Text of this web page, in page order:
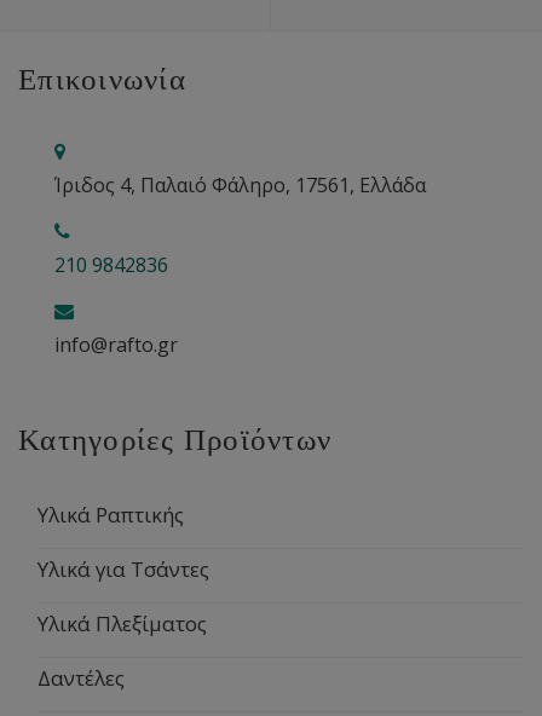
Επικοινωνία
Ίριδος 4, Παλαιό Φάληρο, 17561, Ελλάδα
210 9842836
info@rafto.gr
Κατηγορίες Προϊόντων
Υλικά Ραπτικής
Υλικά για Τσάντες
Υλικά Πλεξίματος
Δαντέλες